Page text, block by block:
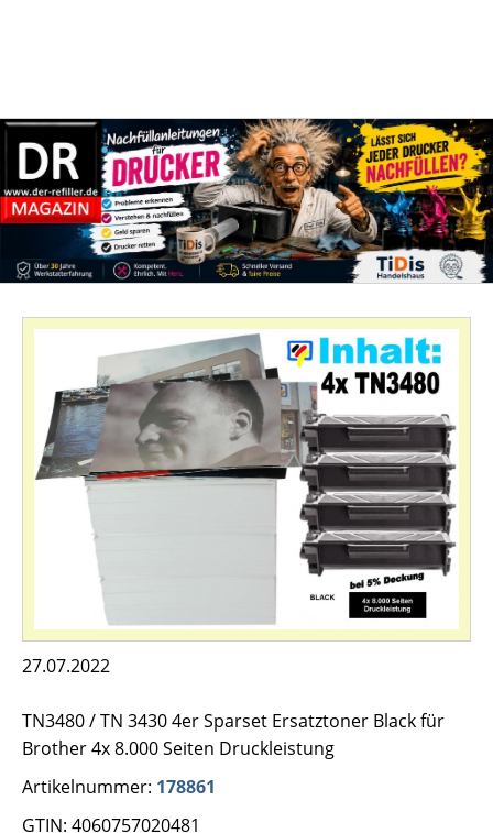
27.07.2022
TN3480 / TN 3430 4er Sparset Ersatztoner Black für
Brother 4x 8.000 Seiten Druckleistung
Artikelnummer: 178861
GTIN: 4060757020481